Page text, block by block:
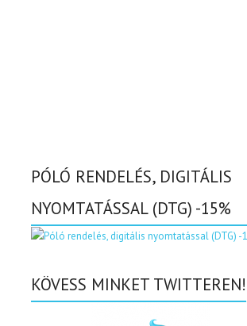
PÓLÓ RENDELÉS, DIGITÁLIS
NYOMTATÁSSAL (DTG) -15%
KÖVESS MINKET TWITTEREN!